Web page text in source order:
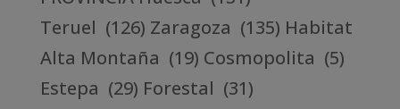
Teruel (126) Zaragoza (135) Habitat
Alta Montaña (19) Cosmopolita (5)
Estepa (29) Forestal (31)